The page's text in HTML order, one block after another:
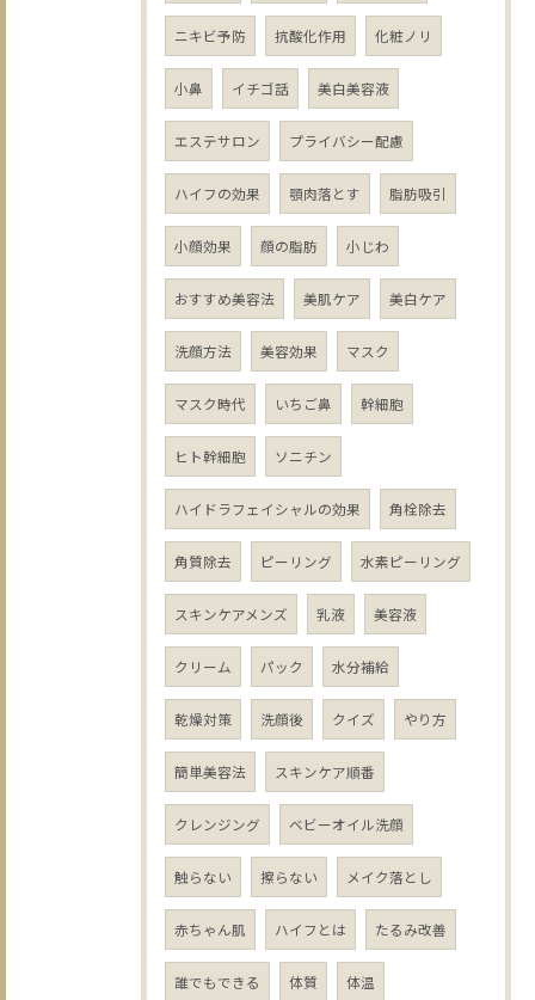
ニキビ予防 抗酸化作用 化粧ノリ
小鼻 イチゴ話 美白美容液
エステサロン プライバシー配慮
ハイフの効果 顎肉落とす 脂肪吸引
小顔効果 顔の脂肪 小じわ
おすすめ美容法 美肌ケア 美白ケア
洗顔方法 美容効果 マスク
マスク時代 いちご鼻 幹細胞
ヒト幹細胞 ソニチン
ハイドラフェイシャルの効果 角栓除去
角質除去 ピーリング 水素ピーリング
スキンケアメンズ 乳液 美容液
クリーム パック 水分補給
乾燥対策 洗顔後 クイズ やり方
簡単美容法 スキンケア順番
クレンジング ベビーオイル洗顔
触らない 擦らない メイク落とし
赤ちゃん肌 ハイフとは たるみ改善
誰でもできる 体質 体温